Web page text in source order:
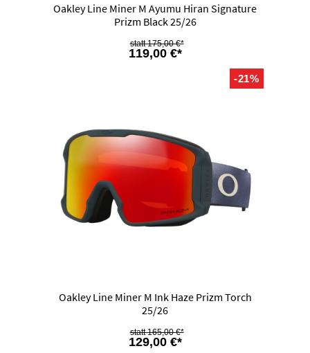
Oakley Line Miner M Ayumu Hiran Signature
Prizm Black 25/26
119,00 €*
175,00 €*
-21%
Oakley Line Miner M Ink Haze Prizm Torch
25/26
129,00 €*
165,00 €*